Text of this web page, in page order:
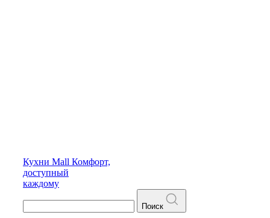
Кухни Mall Комфорт,
доступный
каждому
Поиск